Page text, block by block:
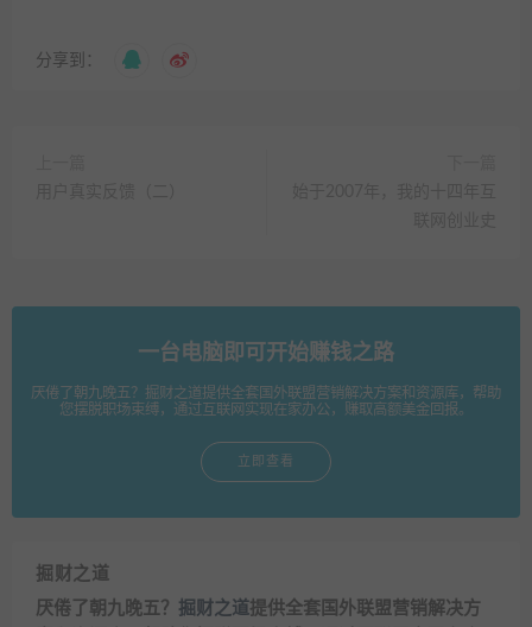
分享到：
一台电脑即可开始赚钱之路
厌倦了朝九晚五？掘财之道提供全套国外联盟营销解决方案和资源库，帮助
您摆脱职场束缚，通过互联网实现在家办公，赚取高额美金回报。
立即查看
掘财之道
厌倦了朝九晚五？ 掘财之道提供全套国外联盟营销解决方